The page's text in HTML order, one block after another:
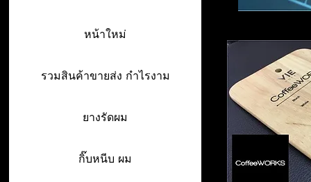
หน้าใหม่
รวมสินค้าขายส่ง กำไรงาม
ยางรัดผม
กิ๊บหนีบ ผม